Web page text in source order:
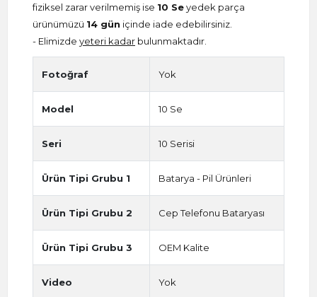
fiziksel zarar verilmemiş ise 10 Seyedek parça
ürünümüzü 14 gün içinde iade edebilirsiniz.
- Elimizde yeteri kadar bulunmaktadır.
Fotoğraf Yok
Model 10 Se
Seri 10 Serisi
Ürün Tipi Grubu 1 Batarya - Pil Ürünleri
Ürün Tipi Grubu 2 Cep Telefonu Bataryası
Ürün Tipi Grubu 3 OEM Kalite
Video Yok